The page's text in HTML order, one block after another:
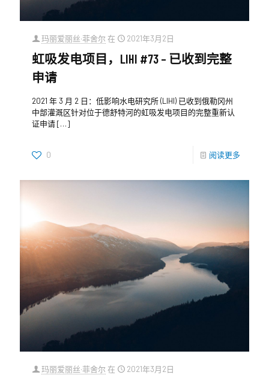
玛丽爱丽丝·菲舍尔 在 2021年3月2日
虹吸发电项目，LIHI #73 – 已收到完整
申请
2021 年 3 月 2 日：低影响水电研究所 (LIHI) 已收到俄勒冈州
中部灌溉区针对位于德舒特河的虹吸发电项目的完整重新认
证申请[…]
0 阅读更多
玛丽爱丽丝·菲舍尔 在 2021年3月2日